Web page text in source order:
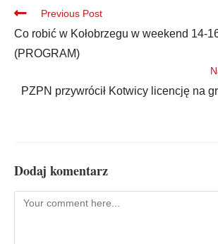
Previous Post
Co robić w Kołobrzegu w weekend 14-
(PROGRAM)
PZPN przywrócił Kotwicy licencję na
Dodaj komentarz